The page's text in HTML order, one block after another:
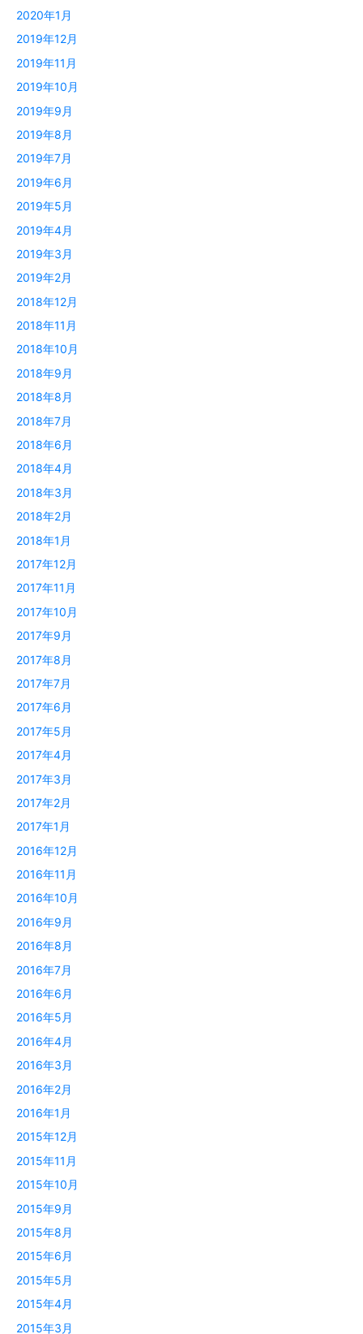
2020年1月
2019年12月
2019年11月
2019年10月
2019年9月
2019年8月
2019年7月
2019年6月
2019年5月
2019年4月
2019年3月
2019年2月
2018年12月
2018年11月
2018年10月
2018年9月
2018年8月
2018年7月
2018年6月
2018年4月
2018年3月
2018年2月
2018年1月
2017年12月
2017年11月
2017年10月
2017年9月
2017年8月
2017年7月
2017年6月
2017年5月
2017年4月
2017年3月
2017年2月
2017年1月
2016年12月
2016年11月
2016年10月
2016年9月
2016年8月
2016年7月
2016年6月
2016年5月
2016年4月
2016年3月
2016年2月
2016年1月
2015年12月
2015年11月
2015年10月
2015年9月
2015年8月
2015年6月
2015年5月
2015年4月
2015年3月